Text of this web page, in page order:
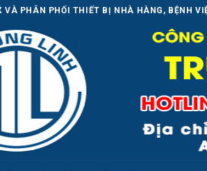
VÀ PHÂN PHỐI THIẾT BỊ NHÀ HÀNG, BỆNH